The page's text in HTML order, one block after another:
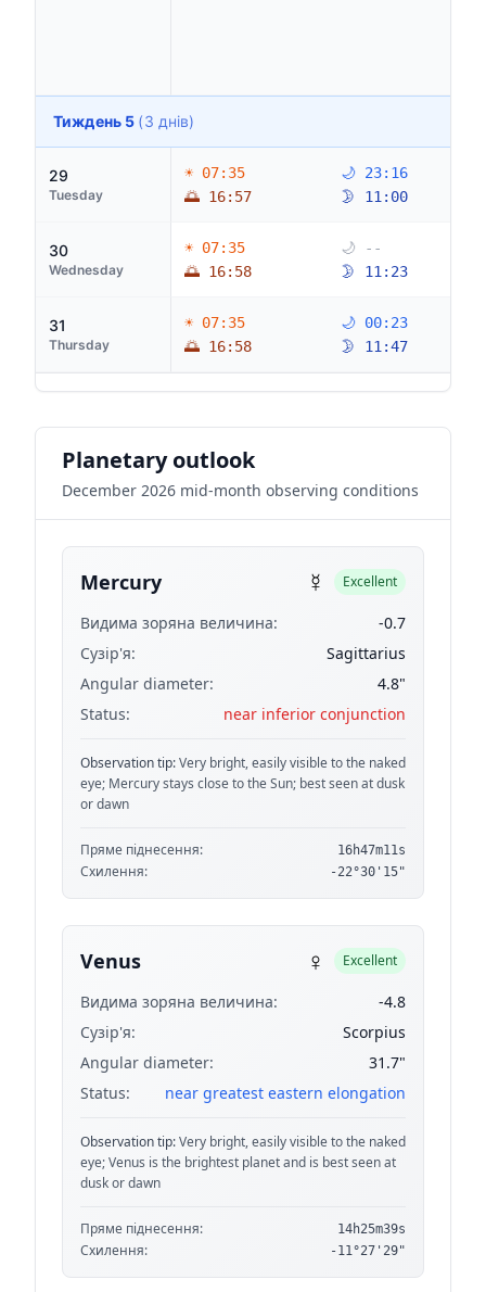
Тиждень 5 (3 днів)
29
Tuesday
☀ 07:35
🌅 16:57
🌙 23:16
🌛 11:00
30
Wednesday
☀ 07:35
🌅 16:58
🌙 --
🌛 11:23
31
Thursday
☀ 07:35
🌅 16:58
🌙 00:23
🌛 11:47
Planetary outlook
December 2026 mid-month observing conditions
Mercury ☿ Excellent
Видима зоряна величина:
-0.7
Сузір'я:
Sagittarius
Angular diameter:
4.8"
Status:
near inferior conjunction
Observation tip:Very bright, easily visible to the naked
eye; Mercury stays close to the Sun; best seen at dusk
or dawn
Пряме піднесення: 16h47m11s
Схилення: -22°30'15"
Venus ♀ Excellent
Видима зоряна величина:
-4.8
Сузір'я:
Scorpius
Angular diameter:
31.7"
Status:
near greatest eastern elongation
Observation tip:Very bright, easily visible to the naked
eye; Venus is the brightest planet and is best seen at
dusk or dawn
Пряме піднесення: 14h25m39s
Схилення: -11°27'29"